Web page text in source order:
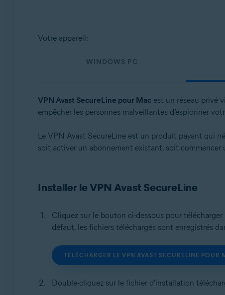
Votre appareil:
WINDOWS PC
VPN Avast SecureLine pour Macest un réseau privé
empêcher les personnes malveillantes d’espionner
Le VPN Avast SecureLine est un produit payant qui
soit activer un abonnement existant, soit
Installer le VPN Avast SecureLine
Cliquez sur le bouton ci-dessous pour
défaut, les fichiers téléchargés sont enregistrés
TÉLÉCHARGER LE VPN AVAST SECURELINE POUR
Double-cliquez sur le fichier d'installation